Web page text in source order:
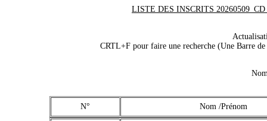
LISTE DES INSCRITS
CRTL+F pour faire une recherche (Une Barre
N° Nom /Prénom